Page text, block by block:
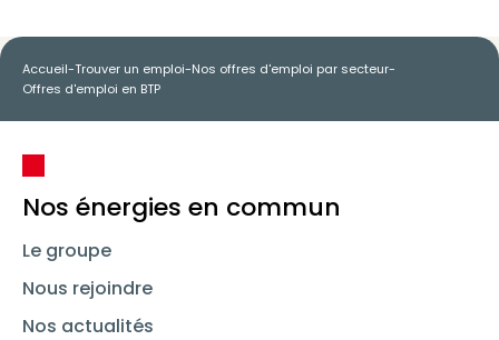
Accueil-Trouver un emploi-Nos offres d'emploi par secteur-
Offres d'emploi en BTP
Nos énergies en commun
Le groupe
Nous rejoindre
Nos actualités